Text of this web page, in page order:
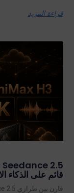
قراءة المزيد
قائم على الذكاء